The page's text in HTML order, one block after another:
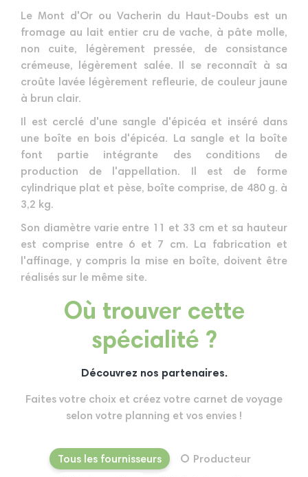
Le Mont d'Or ou Vacherin du Haut-Doubs est un
fromage au lait entier cru de vache, à pâte molle,
non cuite, légèrement pressée, de consistance
crémeuse, légèrement salée. Il se reconnaît à sa
croûte lavée légèrement refleurie, de couleur jaune
à brun clair.
Il est cerclé d'une sangle d'épicéa et inséré dans
une boîte en bois d'épicéa. La sangle et la boîte
font partie intégrante des conditions de
production de l'appellation. Il est de forme
cylindrique plat et pèse, boîte comprise, de 480 g. à
3,2 kg.
Son diamètre varie entre 11 et 33 cm et sa hauteur
est comprise entre 6 et 7 cm. La fabrication et
l'affinage, y compris la mise en boîte, doivent être
réalisés sur le même site.
Où trouver cette
spécialité ?
Découvrez nos partenaires.
Faites votre choix et créez votre carnet de voyage
selon votre planning et vos envies !
Tous les fournisseurs Producteur